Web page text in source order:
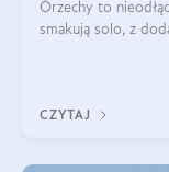
Orzechy to
smakują solo, z
CZYTAJ